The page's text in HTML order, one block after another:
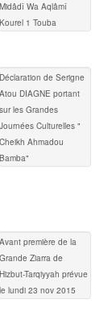
Midâdî Wa Aqlâmî
Kourel 1 Touba
Déclaration de Serigne
Atou DIAGNE portant
sur les Grandes
Journées Culturelles "
Cheikh Ahmadou
Bamba"
Avant première de la
Grande Ziarra de
Hizbut-Tarqiyyah prévue
le lundi 23 nov 2015